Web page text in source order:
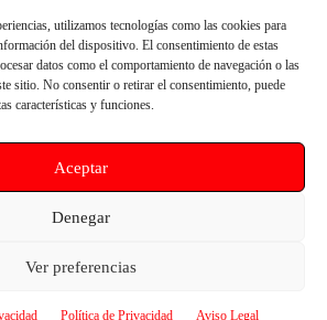
utilizamos tecnologías como las cookies para
del dispositivo. El consentimiento de estas
datos como el comportamiento de navegación o las
sitio. No consentir o retirar el consentimiento, puede
características y funciones.
Aceptar
Denegar
Ver preferencias
Política de Privacidad Aviso Legal
de
Los Alcázares estrena el nuevo
celebra el debut del Deportivo